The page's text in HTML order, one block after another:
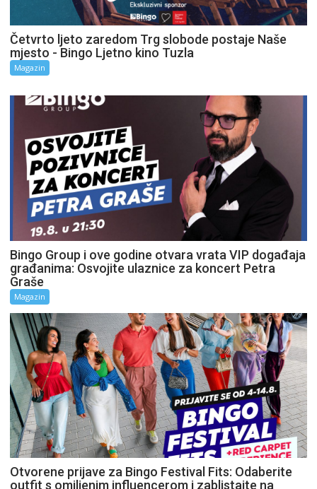
Četvrto ljeto zaredom Trg slobode postaje Naše
mjesto - Bingo Ljetno kino Tuzla
Magazin
Bingo Group i ove godine otvara vrata VIP događaja
građanima: Osvojite ulaznice za koncert Petra
Graše
Magazin
Otvorene prijave za Bingo Festival Fits: Odaberite
outfit s omiljenim influencerom i zablistajte na